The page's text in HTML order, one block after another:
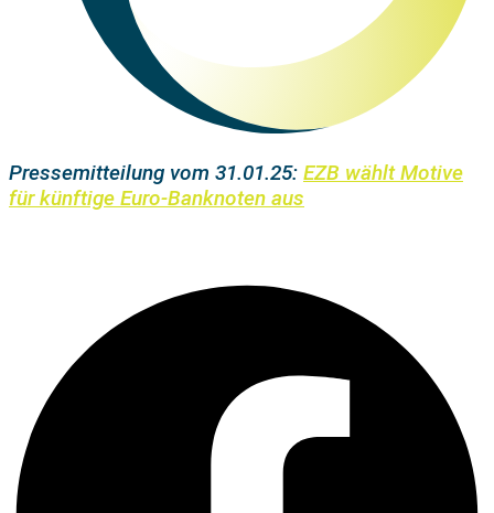
Pressemitteilung vom 31.01.25: EZB wählt Motive
für künftige Euro-Banknoten aus